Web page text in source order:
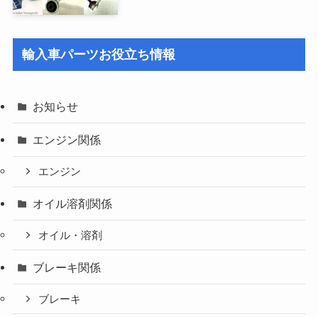
輸入車パーツお役立ち情報
お知らせ
エンジン関係
エンジン
オイル溶剤関係
オイル・溶剤
ブレーキ関係
ブレーキ